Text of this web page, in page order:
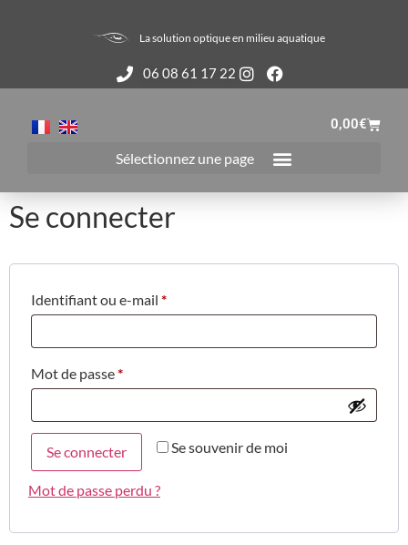
La solution optique en milieu aquatique
06 08 61 17 22
0,00€
Se connecter
Identifiant ou e-mail *
Mot de passe*
Se souvenir de moi
Se connecter
Mot de passe perdu ?